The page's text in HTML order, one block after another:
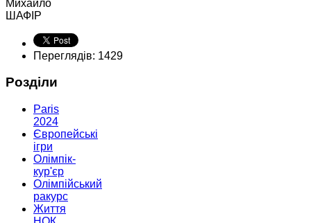
Михайло
ШАФІР
Переглядів: 1429
Розділи
Paris
2024
Європейські
ігри
Олімпік-
кур'єр
Олімпійський
ракурс
Життя